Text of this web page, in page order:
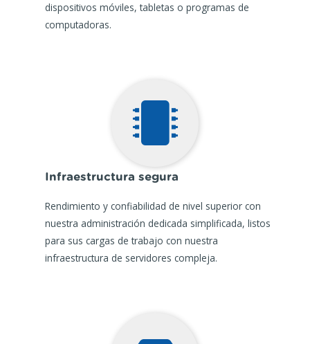
dispositivos móviles, tabletas o programas de
computadoras.
Infraestructura segura
Rendimiento y confiabilidad de nivel superior con
nuestra administración dedicada simplificada, listos
para sus cargas de trabajo con nuestra
infraestructura de servidores compleja.